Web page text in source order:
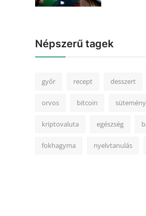
Népszerű tagek
győr recept desszert
orvos bitcoin sütemény
kriptovaluta egészség
fokhagyma nyelvtanulás